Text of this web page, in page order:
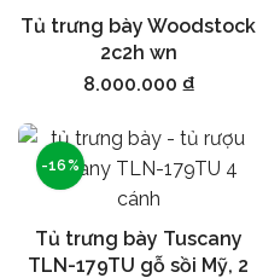
Thêm vào giỏ hàng
Tủ trưng bày Woodstock
2c2h wn
8.000.000 ₫
-16%
Thêm vào giỏ hàng
Tủ trưng bày Tuscany
TLN-179TU gỗ sồi Mỹ, 2